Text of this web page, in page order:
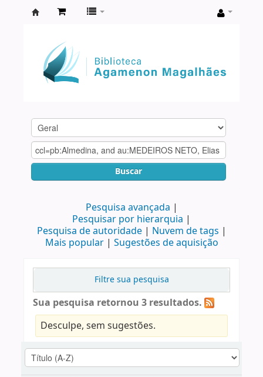
Agamenon
Magalhães
Buscar
Pesquisa avançada
Pesquisar por hierarquia
Pesquisa de autoridade
Nuvem de tags
Mais popular
Sugestões de aquisição
Filtre sua pesquisa
Sua pesquisa retornou 3 resultados.
Desculpe, sem sugestões.